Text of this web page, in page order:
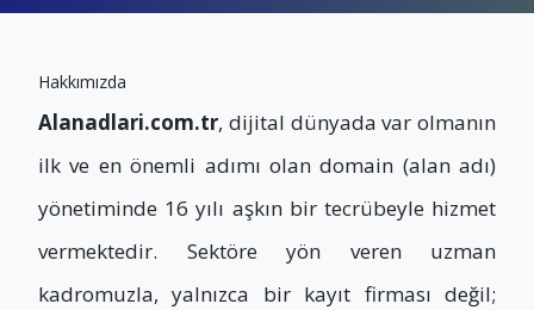
Hakkımızda
Alanadlari.com.tr, dijital dünyada var olmanın
ilk ve en önemli adımı olan domain (alan adı)
yönetiminde 16 yılı aşkın bir tecrübeyle hizmet
vermektedir. Sektöre yön veren uzman
kadromuzla, yalnızca bir kayıt firması değil;